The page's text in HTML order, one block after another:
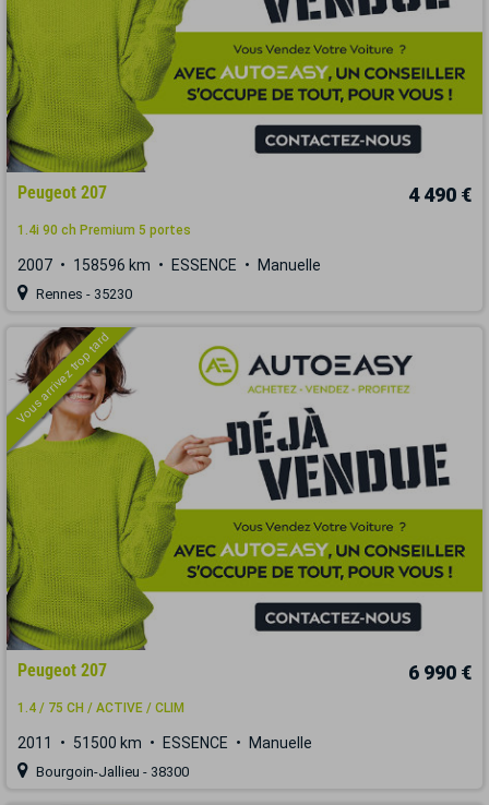
Peugeot 207 4 490 €
1.4i 90 ch Premium 5 portes
2007 158596 km ESSENCE Manuelle
Rennes - 35230
Vous arrivez trop tard
Peugeot 207 6 990 €
1.4 / 75 CH / ACTIVE / CLIM
2011 51500 km ESSENCE Manuelle
Bourgoin-Jallieu - 38300